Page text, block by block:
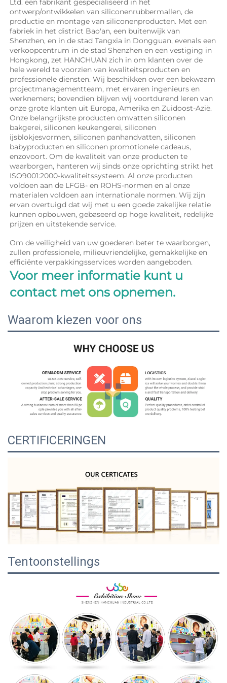
Ltd. een fabrikant gespecialiseerd in het
ontwerp/ontwikkelen van siliconenrubbermallen, de
productie en montage van siliconenproducten. Met een
fabriek in het district Bao'an, een buitenwijk van
Shenzhen, en in de stad Tangxia in Dongguan, evenals een
verkoopcentrum in de stad Shenzhen en een vestiging in
Hongkong, zet HANCHUAN zich in om klanten over de
hele wereld te voorzien van kwaliteitsproducten en
professionele diensten. Wij beschikken over een bekwaam
projectmanagementteam, met ervaren ingenieurs en
werknemers; bovendien blijven wij voortdurend leren van
onze grote klanten uit Europa, Amerika en Zuidoost-Azië.
Onze belangrijkste producten omvatten siliconen
bakgerei, siliconen keukengerei, siliconen
ijsblokjesvormen, siliconen panhandvatten, siliconen
babyproducten en siliconen promotionele cadeaus,
enzovoort. Om de kwaliteit van onze producten te
waarborgen, hanteren wij sinds onze oprichting strikt het
ISO9001:2000-kwaliteitssysteem. Al onze producten
voldoen aan de LFGB- en ROHS-normen en al onze
materialen voldoen aan internationale normen. Wij zijn
ervan overtuigd dat wij met u een goede zakelijke relatie
kunnen opbouwen, gebaseerd op hoge kwaliteit, redelijke
prijzen en uitstekende service.
Om de veiligheid van uw goederen beter te waarborgen,
zullen professionele, milieuvriendelijke, gemakkelijke en
Voor meer informatie kunt u
contact met ons opnemen.
Waarom kiezen voor ons
CERTIFICERINGEN
Tentoonstellings